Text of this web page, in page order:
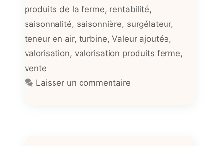
produits de la ferme, rentabilité,
saisonnalité, saisonnière, surgélateur,
teneur en air, turbine, Valeur ajoutée,
valorisation, valorisation produits ferme,
vente
Laisser un commentaire